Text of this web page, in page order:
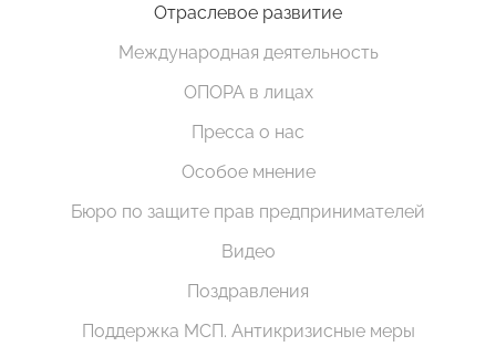
Отраслевое развитие
Международная деятельность
ОПОРА в лицах
Пресса о нас
Особое мнение
Бюро по защите прав предпринимателей
Видео
Поздравления
Поддержка МСП. Антикризисные меры